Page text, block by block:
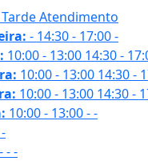
TardeAtendimento
- 14:30 - 17:00-
10:00 - 13:00 14:30 -
10:00 - 13:00 14:30 -
10:00 - 13:00 14:30 -
10:00 - 13:00--
-
---